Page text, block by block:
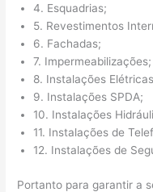
4. Esquadrias;
5. Revestimentos
6. Fachadas;
7. Impermeabilizações;
8. Instalações
9. Instalações SPDA;
10. Instalações
11. Instalações de
12. Instalações de
Portanto para garantir a